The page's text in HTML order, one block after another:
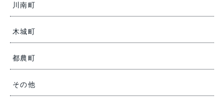
川南町
木城町
都農町
その他